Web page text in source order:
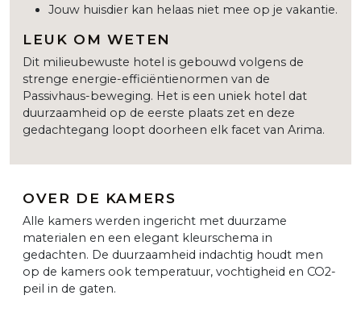
Jouw huisdier kan helaas niet mee op je vakantie.
LEUK OM WETEN
Dit milieubewuste hotel is gebouwd volgens de
strenge energie-efficiëntienormen van de
Passivhaus-beweging. Het is een uniek hotel dat
duurzaamheid op de eerste plaats zet en deze
gedachtegang loopt doorheen elk facet van Arima.
OVER DE KAMERS
Alle kamers werden ingericht met duurzame
materialen en een elegant kleurschema in
gedachten. De duurzaamheid indachtig houdt men
op de kamers ook temperatuur, vochtigheid en CO2-
peil in de gaten.